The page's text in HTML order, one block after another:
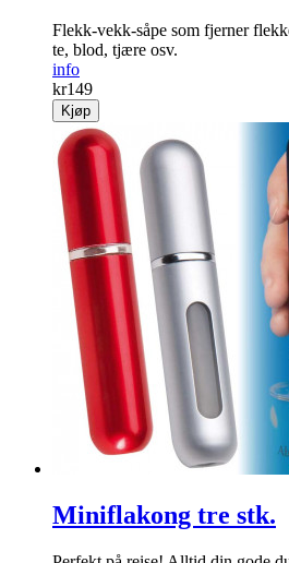
Flekk-vekk-såpe
Flekk-vekk-såpe som fjerner
te, blod, tjære osv.
149
Kjøp